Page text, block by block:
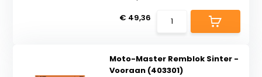
€ 49,36
Moto-Master Remblok Sinter -
Vooraan (403301)